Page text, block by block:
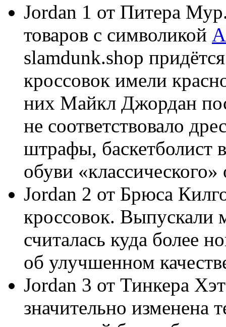
Jordan 1 от Питера
товаров с символикой
slamdunk.shop
кроссовок имели
них Майкл Джордан
не соответствовало
штрафы, баскетболист
обуви «классического»
Jordan 2 от Брюса
кроссовок. Выпускали
считалась куда более
об улучшенном
Jordan 3 от Тинкера
значительно изменена